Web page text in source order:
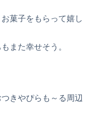
菓子をもらって嬉し
また幸せそう。
きやぴらも～る周辺